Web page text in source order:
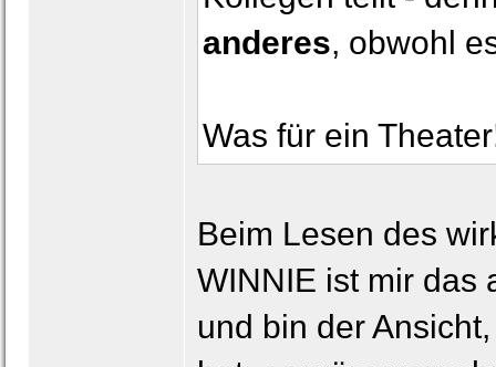
anderes, obwohl
Was für ein
Beim Lesen des
WINNIE ist mir das
und bin der